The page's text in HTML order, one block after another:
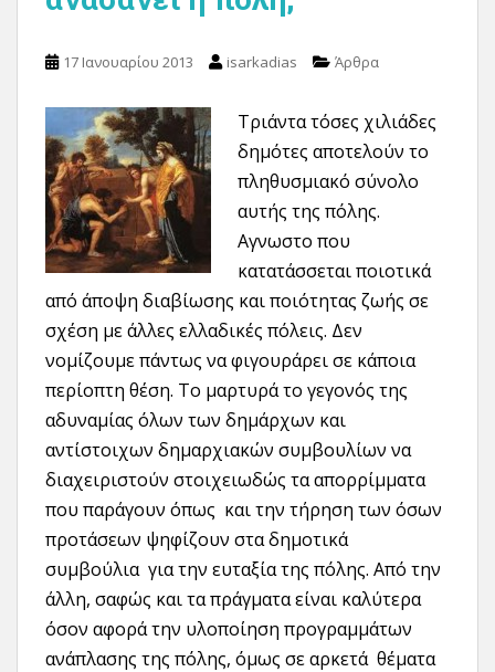
17 Ιανουαρίου 2013 isarkadias Άρθρα
Τριάντα τόσες χιλιάδες
δημότες αποτελούν το
πληθυσμιακό σύνολο
αυτής της πόλης.
Αγνωστο που
κατατάσσεται ποιοτικά
από άποψη διαβίωσης και ποιότητας ζωής σε
σχέση με άλλες ελλαδικές πόλεις. Δεν
νομίζουμε πάντως να φιγουράρει σε κάποια
περίοπτη θέση. Το μαρτυρά το γεγονός της
αδυναμίας όλων των δημάρχων και
αντίστοιχων δημαρχιακών συμβουλίων να
διαχειριστούν στοιχειωδώς τα απορρίμματα
που παράγουν όπως και την τήρηση των όσων
προτάσεων ψηφίζουν στα δημοτικά
συμβούλια για την ευταξία της πόλης. Από την
άλλη, σαφώς και τα πράγματα είναι καλύτερα
όσον αφορά την υλοποίηση προγραμμάτων
ανάπλασης της πόλης, όμως σε αρκετά θέματα